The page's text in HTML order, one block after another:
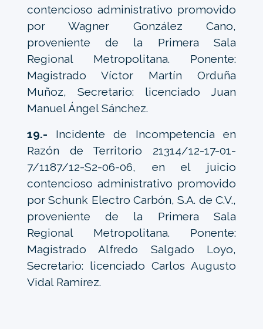
contencioso administrativo promovido
por Wagner González Cano,
proveniente de la Primera Sala
Regional Metropolitana. Ponente:
Magistrado Víctor Martín Orduña
Muñoz, Secretario: licenciado Juan
Manuel Ángel Sánchez.
19.- Incidente de Incompetencia en
Razón de Territorio 21314/12-17-01-
7/1187/12-S2-06-06, en el juicio
contencioso administrativo promovido
por Schunk Electro Carbón, S.A. de C.V.,
proveniente de la Primera Sala
Regional Metropolitana. Ponente:
Magistrado Alfredo Salgado Loyo,
Secretario: licenciado Carlos Augusto
Vidal Ramírez.